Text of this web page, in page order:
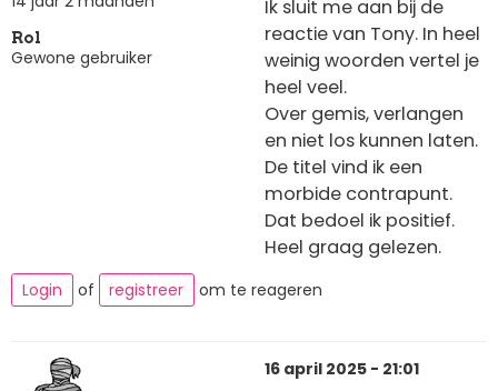
Rol
Gewone gebruiker
Ik sluit me aan bij de
reactie van Tony. In heel
weinig woorden vertel je
heel veel.
Over gemis, verlangen
en niet los kunnen laten.
De titel vind ik een
morbide contrapunt.
Dat bedoel ik positief.
Heel graag gelezen.
Login of registreer om te reageren
16 april 2025 - 21:01